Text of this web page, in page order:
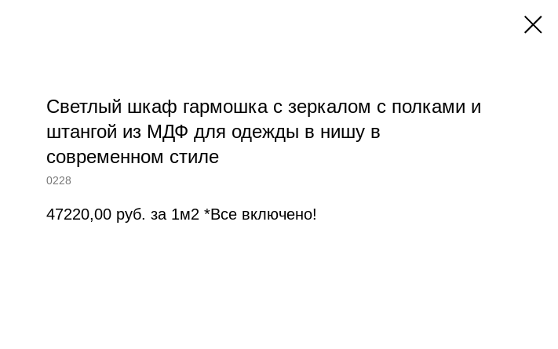
Светлый шкаф гармошка с зеркалом с полками и
штангой из МДФ для одежды в нишу в
современном стиле
0228
47220,00 руб. за 1м2 *Все включено!